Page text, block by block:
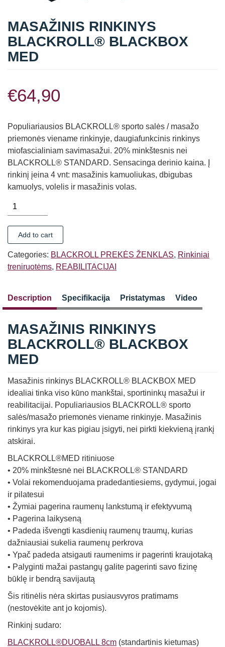
MASAŽINIS RINKINYS
BLACKROLL® BLACKBOX
MED
€64,90
Populiariausios BLACKROLL® sporto salės / masažo
priemonės viename rinkinyje, daugiafunkcinis rinkinys
miofascialiniam savimasažui. 20% minkštesnis nei
BLACKROLL® STANDARD. Sensacinga derinio kaina. Į
rinkinį įeina 4 vnt: masažinis kamuoliukas, dbigubas
kamuolys, volelis ir masažinis volas.
MASAŽINIS
RINKINYS
BLACKROLL®
BLACKBOX
MED
quantity
Add to cart
Categories: BLACKROLL PREKĖS ŽENKLAS, Rinkiniai
treniruotėms, REABILITACIJAI
Description Specifikacija Pristatymas Video
MASAŽINIS RINKINYS
BLACKROLL® BLACKBOX
MED
Masažinis rinkinys BLACKROLL® BLACKBOX MED
idealiai tinka viso kūno mankštai, sportininkų masažui ir
reabilitacijai. Populiariausios BLACKROLL® sporto
salės/masažo priemonės viename rinkinyje. Masažinis
rinkinys yra kur kas pigiau įsigyti, nei pirkti kiekvieną įrankį
atskirai.
BLACKROLL®MED ritiniuose
• 20% minkštesnė nei BLACKROLL® STANDARD
• Volai rekomenduojama pradedantiesiems, gydymui, jogai
ir pilatesui
• Žymiai pagerina raumenų lankstumą ir efektyvumą
• Pagerina laikyseną
• Padeda išvengti kasdienių raumenų traumų, kurias
dažniausiai sukelia raumenų perkrova
• Ypač padeda atsigauti raumenims ir pagerinti kraujotaką
• Palyginti mažai pastangų galite pagerinti savo fizinę
būklę ir bendrą savijautą
Šis ritinėlis nėra skirtas pusiausvyros pratimams
(nestovėkite ant jo kojomis).
Rinkinį sudaro:
BLACKROLL®DUOBALL 8cm (standartinis kietumas)